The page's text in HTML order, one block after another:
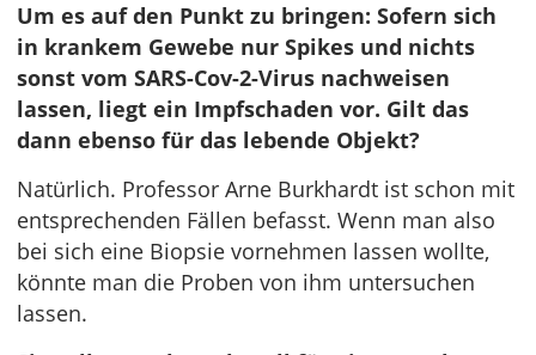
Um es auf den Punkt zu bringen: Sofern sich
in krankem Gewebe nur Spikes und nichts
sonst vom SARS-Cov-2-Virus nachweisen
lassen, liegt ein Impfschaden vor. Gilt das
dann ebenso für das lebende Objekt?
Natürlich. Professor Arne Burkhardt ist schon mit
entsprechenden Fällen befasst. Wenn man also
bei sich eine Biopsie vornehmen lassen wollte,
könnte man die Proben von ihm untersuchen
lassen.